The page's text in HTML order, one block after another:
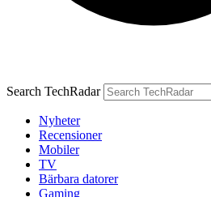
Search TechRadar
Nyheter
Recensioner
Mobiler
TV
Bärbara datorer
Gaming